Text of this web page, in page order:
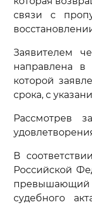
связи с
Заявителем
направлена в
которой
срока, с
Рассмотрев
В
Российской
превышающий
судебного